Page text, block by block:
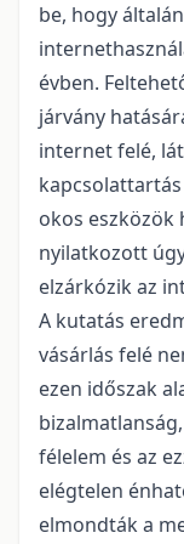
be, hogy
évben.
járvány
internet felé,
okos eszközök
nyilatkozott
elzárkózik az
A kutatás
vásárlás felé
ezen időszak
félelem és az
elégtelen
elmondták a